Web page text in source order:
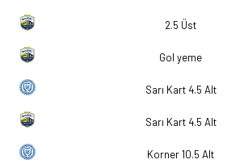
2.5 Üst
Gol yeme
Sarı Kart 4.5 Alt
Sarı Kart 4.5 Alt
Korner 10.5 Alt